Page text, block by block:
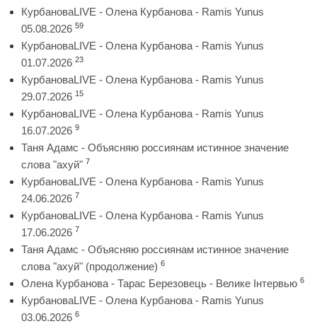
КурбановаLIVE - Олена Курбанова - Ramis Yunus
05.08.2026 59
КурбановаLIVE - Олена Курбанова - Ramis Yunus
01.07.2026 23
КурбановаLIVE - Олена Курбанова - Ramis Yunus
29.07.2026 15
КурбановаLIVE - Олена Курбанова - Ramis Yunus
16.07.2026 9
Таня Адамс - Объясняю россиянам истинное значение
слова "ахуй" 7
КурбановаLIVE - Олена Курбанова - Ramis Yunus
24.06.2026 7
КурбановаLIVE - Олена Курбанова - Ramis Yunus
17.06.2026 7
Таня Адамс - Объясняю россиянам истинное значение
слова "ахуй" (продолжение) 6
Олена Курбанова - Тарас Березовець - Велике Інтервью 6
КурбановаLIVE - Олена Курбанова - Ramis Yunus
03.06.2026 6